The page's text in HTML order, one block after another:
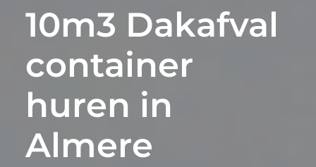
10m3 Dakafval
container
huren in
Almere